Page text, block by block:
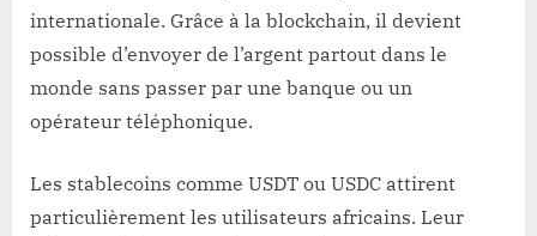
internationale. Grâce à la blockchain, il devient
possible d’envoyer de l’argent partout dans le
monde sans passer par une banque ou un
opérateur téléphonique.
Les stablecoins comme USDT ou USDC attirent
particulièrement les utilisateurs africains. Leur